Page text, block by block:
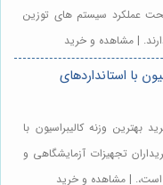
عملکرد سیستم های توزین
| مشاهده و خرید
با استانداردهای
بهترین وزنه کالیبراسیون با
تجهیزات آزمایشگاهی و
| مشاهده و خرید